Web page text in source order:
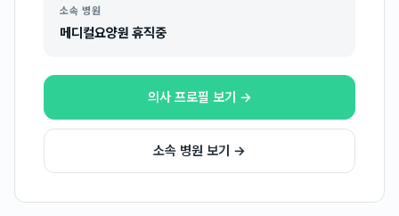
소속 병원
메디컬요양원 휴직중
의사 프로필 보기 →
소속 병원 보기 →